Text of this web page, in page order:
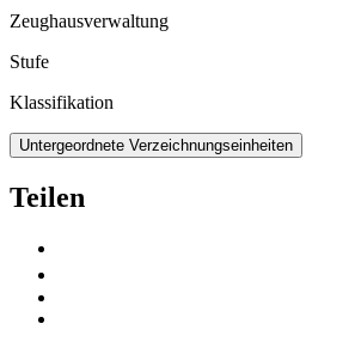
Zeughausverwaltung
Stufe
Klassifikation
Untergeordnete Verzeichnungseinheiten
Teilen